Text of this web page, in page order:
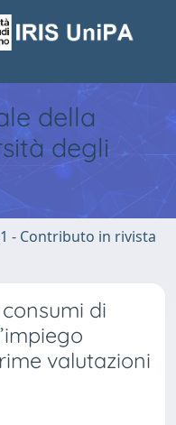
della
degli
- Contributo in rivista
di
valutazioni